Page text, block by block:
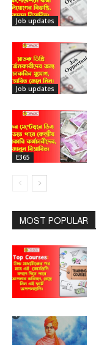
Job updates
Job updates
E365
MOST POPULAR